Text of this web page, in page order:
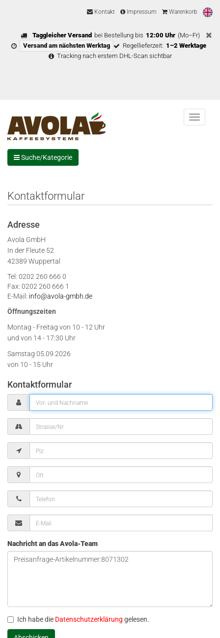
Kontakt Impressum Warenkorb
Taggleicher Versand bei Bestellung bis 12:00 Uhr (Mo–Fr)
Versand am nächsten Werktag
Regellieferzeit: 1–2 Werktage
Tracking nach erstem DHL-Scan sichtbar
Menu
Suche/Kategorie
Kontaktformular
Adresse
Avola GmbH
In der Fleute 52
42389 Wuppertal
Tel: 0202 260 666 0
Fax: 0202 260 666 1
E-Mail: info@avola-gmbh.de
Öffnungszeiten
Montag - Freitag von 10 - 12 Uhr
und von 14 - 17:30 Uhr
Samstag 05.09.2026
von 10 - 15 Uhr
Kontaktformular
Nachricht an das Avola-Team
Ich habe die Datenschutzerklärung gelesen.